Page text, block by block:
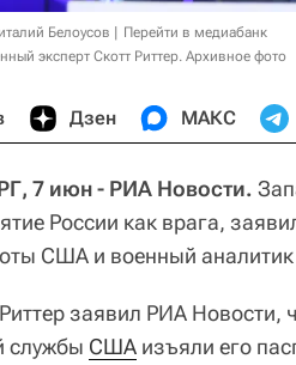
Белоусов
Перейти в медиабанк
эксперт Скотт Риттер. Архивное фото
Дзен МАКС
7 июн - РИА Новости.
России как врага,
США и военный аналитик
заявил РИА Новости,
службы США изъяли его